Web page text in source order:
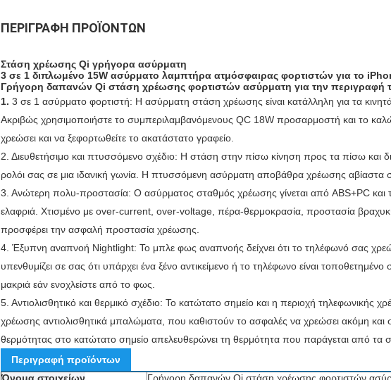
ΠΕΡΙΓΡΑΦΉ ΠΡΟΪΌΝΤΩΝ
Στάση χρέωσης Qi γρήγορα ασύρματη
3 σε 1 διπλωμένο 15W ασύρματο λαμπτήρα ατμόσφαιρας φορτιστών για το
Γρήγορη δαπανών Qi στάση χρέωσης φορτιστών ασύρματη για την περιγραφή
1. 3 σε 1 ασύρματο φορτιστή: Η ασύρματη στάση χρέωσης είναι κατάλληλη για τα
Ακριβώς χρησιμοποιήστε το συμπεριλαμβανόμενους QC 18W προσαρμοστή και το
χρεώσει και να ξεφορτωθείτε το ακατάστατο γραφείο.
2. Διευθετήσιμο και πτυσσόμενο σχέδιο: Η στάση στην πίσω κίνηση προς τα πίσω και
ρολόι σας σε μια ιδανική γωνία. Η πτυσσόμενη ασύρματη αποβάθρα χρέωσης αβίαστα
3. Ανώτερη πολυ-προστασία: Ο ασύρματος σταθμός χρέωσης γίνεται από ABS+PC
ελαφριά. Χτισμένο με over-current, over-voltage, πέρα-θερμοκρασία, προστασία
προσφέρει την ασφαλή προστασία χρέωσης.
4. Έξυπνη αναπνοή Nightlight: Το μπλε φως αναπνοής δείχνει ότι το τηλέφωνό σας
υπενθυμίζει σε σας ότι υπάρχει ένα ξένο αντικείμενο ή το τηλέφωνο είναι τοποθετημένο
μακριά εάν ενοχλείστε από το φως.
5. Αντιολισθητικό και θερμικό σχέδιο: Το κατώτατο σημείο και η περιοχή τηλεφωνικής
χρέωσης αντιολισθητικά μπαλώματα, που καθιστούν το ασφαλές να χρεώσει ακόμη και
θερμότητας στο κατώτατο σημείο απελευθερώνει τη θερμότητα που παράγεται από τα
Περιγραφή προϊόντων